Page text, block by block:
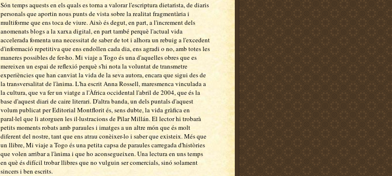
Són temps aquests en els quals es torna a valorar l'escriptura dietarista, de diaris
personals que aportin nous punts de vista sobre la realitat fragmentària i
multiforme que ens toca de viure. Això és degut, en part, a l'increment dels
anomenats blogs a la xarxa digital, en part també perquè l'actual vida
accelerada fomenta una necessitat de saber de tot i alhora un rebuig a l'excedent
d'informació repetitiva que ens endollen cada dia, ens agradi o no, amb totes les
maneres possibles de fer-ho. Mi viaje a Togo és una d'aquelles obres que es
mereixen un espai de reflexió perquè s'hi nota la voluntat de transmetre
experiències que han canviat la vida de la seva autora, encara que sigui des de
la transversalitat de l'ànima. L'ha escrit Anna Rossell, maresmenca vinculada a
la cultura, que va fer un viatge a l'Àfrica occidental l'abril de 2004, que és la
base d'aquest diari de caire literari. D'altra banda, un dels puntals d'aquest
volum publicat per Editorial Montflorit és, sens dubte, la vida gràfica en
paral·lel que li atorguen les il·lustracions de Pilar Millán. El lector hi trobarà
petits moments robats amb paraules i imatges a un altre món que és molt
diferent del nostre, tant que ens atrau conèixer-lo i saber que existeix. Més que
un llibre, Mi viaje a Togo és una petita capsa de paraules carregada d'històries
que volen arribar a l'ànima i que ho aconsegueixen. Una lectura en uns temps
en què és difícil trobar llibres que no vulguin ser comercials, sinó solament
sincers i ben escrits.